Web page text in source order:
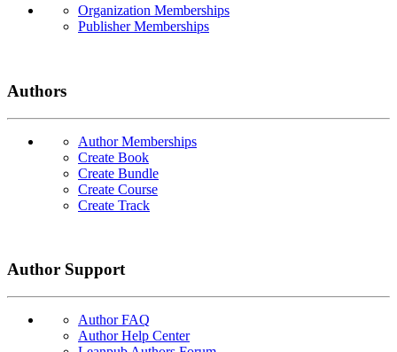
Organization Memberships
Publisher Memberships
Authors
Author Memberships
Create Book
Create Bundle
Create Course
Create Track
Author Support
Author FAQ
Author Help Center